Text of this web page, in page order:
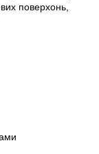
поверхонь,